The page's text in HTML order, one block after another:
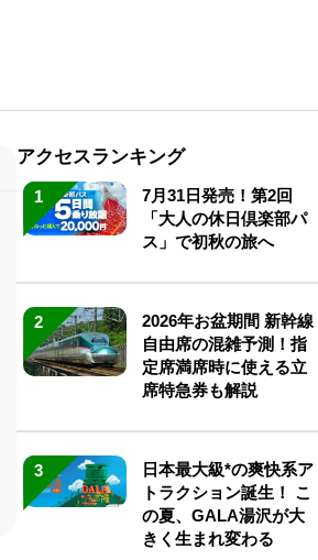
アクセスランキング
1
7月31日発売！第2回
「大人の休日倶楽部パ
ス」で初秋の旅へ
2
2026年お盆期間 新幹線
自由席の混雑予測！指
定席満席時に使える立
席特急券も解説
3
日本最大級*の爽快系ア
トラクション誕生！ こ
の夏、GALA湯沢が大
きく生まれ変わる